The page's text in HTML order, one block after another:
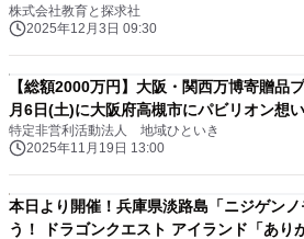
株式会社教育と探求社
2025年12月3日 09:30
【総額2000万円】大阪・関西万博寄贈
月6日(土)に大阪府高槻市にパビリオン想
特定非営利活動法人 地域ひといき
2025年11月19日 13:00
本日より開催！兵庫県淡路島「ニジゲン
う！ ドラゴンクエスト アイランド「あり